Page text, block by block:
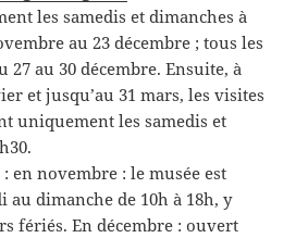
les samedis et dimanches à
au 23 décembre ; tous les
27 au 30 décembre. Ensuite, à
et jusqu’au 31 mars, les visites
uniquement les samedis et
: en novembre : le musée est
dimanche de 10h à 18h, y
fériés. En décembre : ouvert